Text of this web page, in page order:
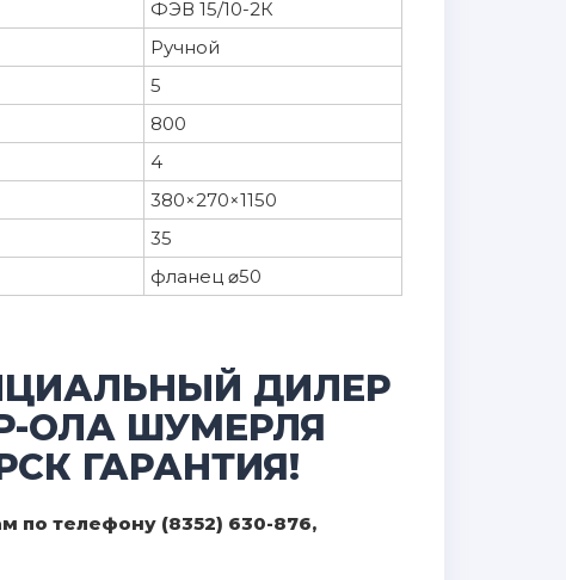
ФЭВ 15/10-2К
Ручной
5
800
4
380×270×1150
35
фланец ⌀50
ДИЛЕР
ОЛА ШУМЕРЛЯ
ГАРАНТИЯ!
по телефону (8352) 630-876,